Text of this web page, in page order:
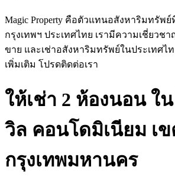
Magic Property คือตัวแทนอสังหาริมทรัพ
กรุงเทพฯ ประเทศไทย เรามีความเชี่ยวช
ขาย และเช่าอสังหาริมทรัพย์ในประเทศไ
เพิ่มเติม โปรดติดต่อเรา
ให้เช่า 2 ห้องนอน ใ
วิล คอนโดมิเนียม เ
กรุงเทพมหานคร